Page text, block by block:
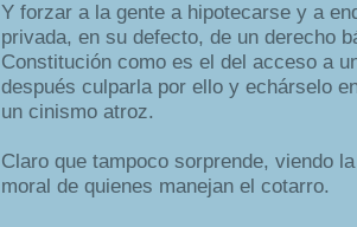
Y forzar a la gente a hipotecarse y a
privada, en su defecto, de un derecho
Constitución como es el del acceso a
después culparla por ello y echárselo
un cinismo atroz.
Claro que tampoco sorprende, viendo
moral de quienes manejan el cotarro.